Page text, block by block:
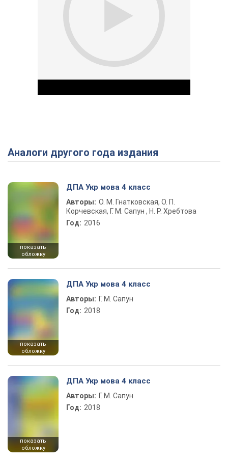
Play Video
Аналоги другого года издания
показать
обложку
ДПА Укр мова 4 класс
Авторы: О. М. Гнатковская, О. П.
Корчевская, Г. М. Сапун , Н. Р. Хребтова
Год: 2016
показать
обложку
ДПА Укр мова 4 класс
Авторы: Г. М. Сапун
Год: 2018
показать
обложку
ДПА Укр мова 4 класс
Авторы: Г. М. Сапун
Год: 2018